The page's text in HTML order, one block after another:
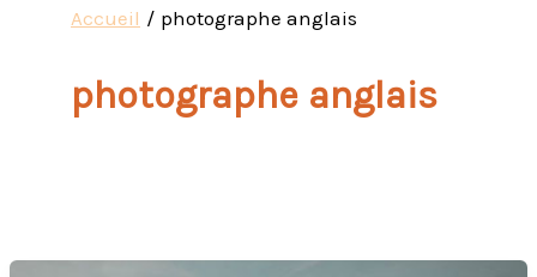
Accueil photographe anglais
photographe anglais